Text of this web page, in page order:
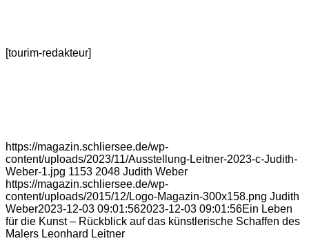
[tourim-redakteur]
https://magazin.schliersee.de/wp-
content/uploads/2023/11/Ausstellung-Leitner-2023-c-Judith-
Weber-1.jpg 1153 2048 Judith Weber
https://magazin.schliersee.de/wp-
content/uploads/2015/12/Logo-Magazin-300x158.png Judith
Weber2023-12-03 09:01:562023-12-03 09:01:56Ein Leben
für die Kunst – Rückblick auf das künstlerische Schaffen des
Malers Leonhard Leitner